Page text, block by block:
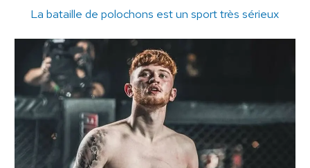
La bataille de polochons est un sport très sérieux